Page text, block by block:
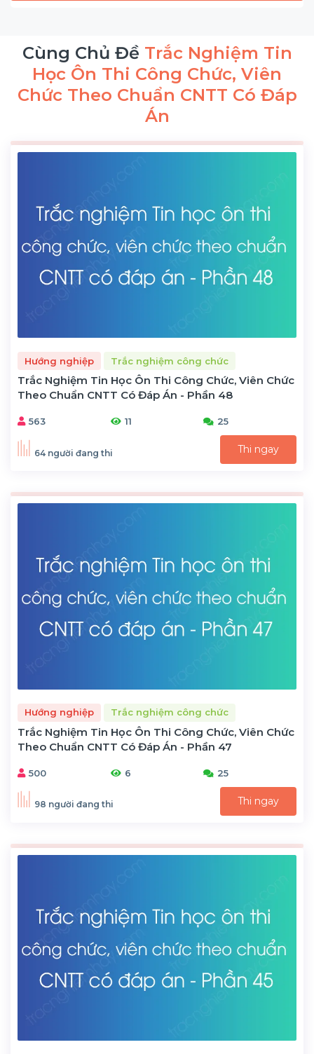
Cùng Chủ Đề Trắc Nghiệm Tin
Học Ôn Thi Công Chức, Viên
Chức Theo Chuẩn CNTT Có Đáp
Án
Hướng nghiệp Trắc nghiệm công chức
Trắc Nghiệm Tin Học Ôn Thi Công Chức, Viên Chức
Theo Chuẩn CNTT Có Đáp Án - Phần 48
563 11 25
64 người đang thi Thi ngay
Hướng nghiệp Trắc nghiệm công chức
Trắc Nghiệm Tin Học Ôn Thi Công Chức, Viên Chức
Theo Chuẩn CNTT Có Đáp Án - Phần 47
500 6 25
98 người đang thi Thi ngay